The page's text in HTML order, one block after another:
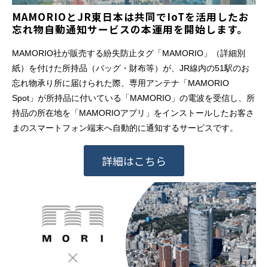
MAMORIOとJR東日本は共同でIoTを活用したお
忘れ物自動通知サービスの本運用を開始します。
MAMORIO社が販売する紛失防止タグ「MAMORIO」（詳細別
紙）を付けた所持品（バッグ・財布等）が、JR線内の51駅のお
忘れ物承り所に届けられた際、専用アンテナ「MAMORIO
Spot」が所持品に付いている「MAMORIO」の電波を受信し、所
持品の所在地を「MAMORIOアプリ」をインストールしたお客さ
まのスマートフォン端末へ自動的に通知するサービスです。
詳細はこちら